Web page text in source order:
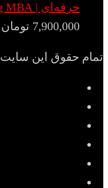
حرفه‌ای | Digital Marketing MBA
7,900,000 تومان
تمام حقوق این سایت